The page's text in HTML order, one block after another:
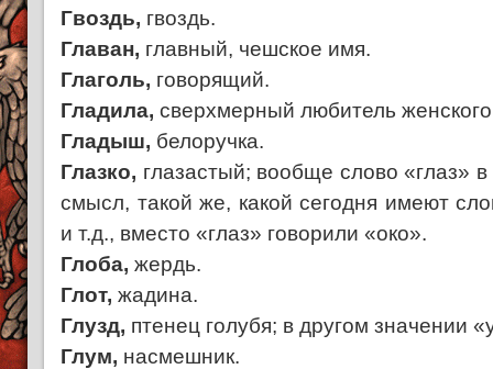
Гвоздь, гвоздь.
Главан, главный, чешское имя.
Глаголь, говорящий.
Гладила, сверхмерный любитель
Гладыш, белоручка.
Глазко, глазастый; вообще слово «глаз»
смысл, такой же, какой сегодня имеют
и т.д., вместо «глаз» говорили «око».
Глоба, жердь.
Глот, жадина.
Глузд, птенец голубя; в другом значении
Глум, насмешник.